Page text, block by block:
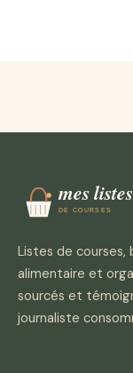
Listes de
alimentaire et
sourcés et
journaliste